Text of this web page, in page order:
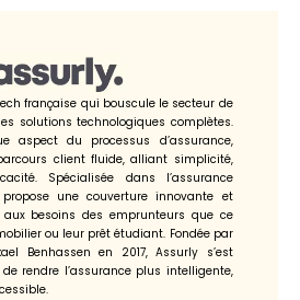
française qui bouscule le secteur de
solutions technologiques complètes.
aspect du processus d’assurance,
client fluide, alliant simplicité,
Spécialisée dans l’assurance
une couverture innovante et
besoins des emprunteurs que ce
ou leur prêt étudiant. Fondée par
Benhassen en 2017, Assurly s’est
rendre l’assurance plus intelligente,